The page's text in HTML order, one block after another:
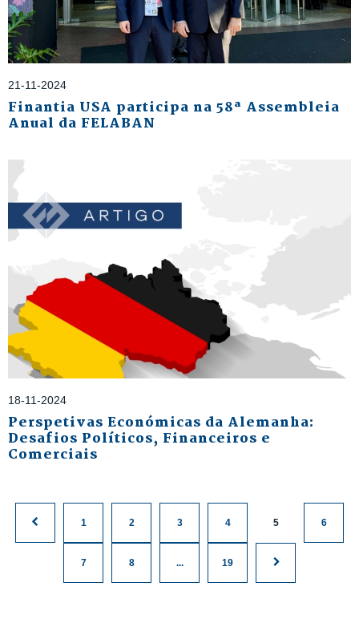
21-11-2024
Finantia USA participa na 58ª Assembleia
Anual da FELABAN
18-11-2024
Perspetivas Económicas da Alemanha:
Desafios Políticos, Financeiros e
Comerciais
1 2 3 4 5 6
7 8 ... 19